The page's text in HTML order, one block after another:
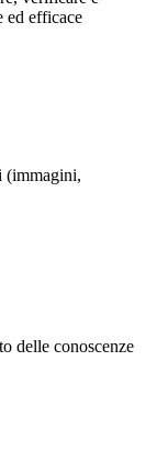
ed efficace
(immagini,
delle conoscenze